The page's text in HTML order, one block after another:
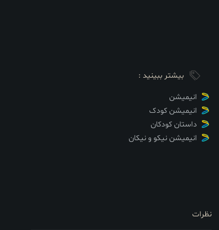
بیشتر ببینید :
انیمیشن
انیمیشن کودک
داستان کودکان
انیمیشن نیکو و نیکان
نظرات